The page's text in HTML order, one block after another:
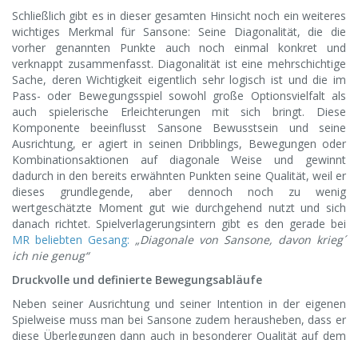
Schließlich gibt es in dieser gesamten Hinsicht noch ein weiteres
wichtiges Merkmal für Sansone: Seine Diagonalität, die die
vorher genannten Punkte auch noch einmal konkret und
verknappt zusammenfasst. Diagonalität ist eine mehrschichtige
Sache, deren Wichtigkeit eigentlich sehr logisch ist und die im
Pass- oder Bewegungsspiel sowohl große Optionsvielfalt als
auch spielerische Erleichterungen mit sich bringt. Diese
Komponente beeinflusst Sansone Bewusstsein und seine
Ausrichtung, er agiert in seinen Dribblings, Bewegungen oder
Kombinationsaktionen auf diagonale Weise und gewinnt
dadurch in den bereits erwähnten Punkten seine Qualität, weil er
dieses grundlegende, aber dennoch noch zu wenig
wertgeschätzte Moment gut wie durchgehend nutzt und sich
danach richtet. Spielverlagerungsintern gibt es den gerade bei
MR beliebten Gesang: „Diagonale von Sansone, davon krieg´
ich nie genug“
Druckvolle und definierte Bewegungsabläufe
Neben seiner Ausrichtung und seiner Intention in der eigenen
Spielweise muss man bei Sansone zudem herausheben, dass er
diese Überlegungen dann auch in besonderer Qualität auf dem